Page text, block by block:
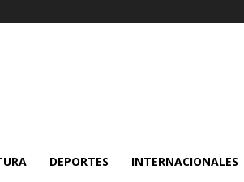
DEPORTES INTERNACIONALES